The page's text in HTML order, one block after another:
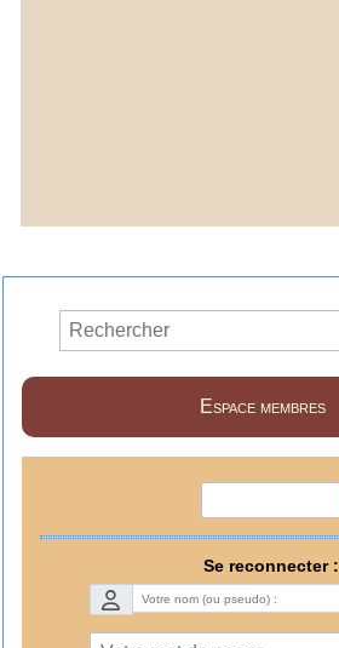
Espace membres
Se reconnecter :